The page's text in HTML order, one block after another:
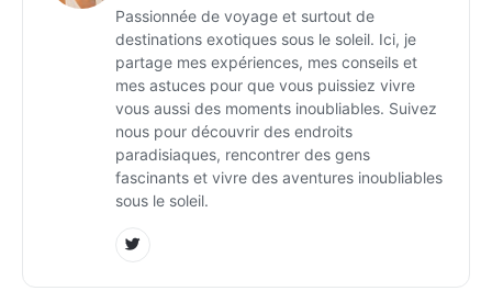
Passionnée de voyage et surtout de
destinations exotiques sous le soleil. Ici, je
partage mes expériences, mes conseils et
mes astuces pour que vous puissiez vivre
vous aussi des moments inoubliables. Suivez
nous pour découvrir des endroits
paradisiaques, rencontrer des gens
fascinants et vivre des aventures inoubliables
sous le soleil.